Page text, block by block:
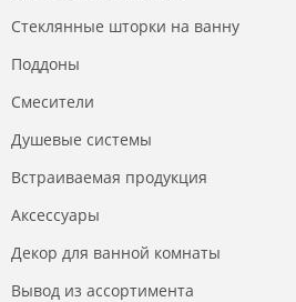
Стеклянные шторки на ванну
Поддоны
Смесители
Душевые системы
Встраиваемая продукция
Аксессуары
Декор для ванной комнаты
Вывод из ассортимента